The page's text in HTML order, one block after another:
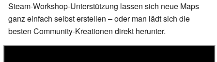
Steam-Workshop-Unterstützung lassen sich neue Maps
ganz einfach selbst erstellen – oder man lädt sich die
besten Community-Kreationen direkt herunter.